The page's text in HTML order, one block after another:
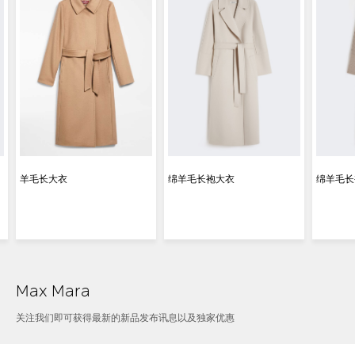
羊毛长大衣 绵羊毛长袍大衣 绵羊毛
Max Mara
关注我们即可获得最新的新品发布讯息以及独家优惠